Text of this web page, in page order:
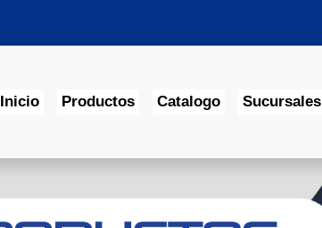
Inicio Productos Catalogo Sucursales